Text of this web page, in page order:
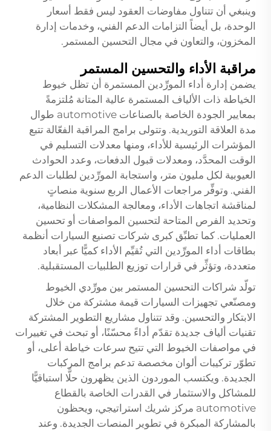
وينبغي أن تتناول مفاوضات العقود ليس فقط أسعار
الوحدة، بل أيضاً التزامات الدعم الفني، وخدمات إدارة
المخزون، والتعاون في مجال التحسين المستمر.
مراقبة الأداء والتحسين المستمر
يضمن إدارة أداء المورِّدين المستمرة أن تظل خيوط
الخياطة ذات الألياف المستمرة عالية المتانة مُلتزمةً
بمعايير الجودة الخاصة بالصناعات automotive طوال
مدة العلاقة التوريدية. وتتولى برامج المراقبة الفعّالة تتبع
المؤشرات الرئيسية للأداء، ومنها معدلات التسليم في
الوقت المحدَّد، ومعدلات قبول الدفعات، وعدد الحوادث
العيوبية لكل مليون متر، واستجابة المورِّدين لطلبات الدعم
الفني. وتوفِّر مراجعات الأعمال الربع سنوية منصاتٍ
لمناقشة اتجاهات الأداء، ومعالجة المشكلات النظامية،
وتحديد الفرص المتاحة لتحسين المواصفات أو تحسين
العمليات. كما تطبِّق كبرى شركات تصنيع السيارات أنظمة
بطاقات أداء المورِّدين التي تُقيِّم الأداء كميًّا عبر أبعاد
متعددة، وتؤثِّر في قرارات توزيع الطلبيات المستقبلية.
تولّد شراكات التحسين المستمر بين مورِّدي الخيوط
ومصنّعي تجهيزات السيارات قيمة مشتركة من خلال
الابتكار والتحسين. وقد تتناول مشاريع التطوير المشتركة
تقنيات ألياف جديدة تقدّم أداءً محسّنًا، أو تبحث في تغييرات
في مواصفات الخيوط التي تتيح سرعات خياطة أعلى، أو
تطوّر تركيبات ألوان مخصصة تدعم برامج المركبات
الجديدة. ويكتسب الموردون الذين يظهرون حلًّا استباقيًّا
للمشاكل والاستثمار في القدرات الخاصة بالقطاع
automotive مركز شريك استراتيجي، ويحظون
بالمشاركة المبكرة في تطوير المنصات الجديدة. وعند